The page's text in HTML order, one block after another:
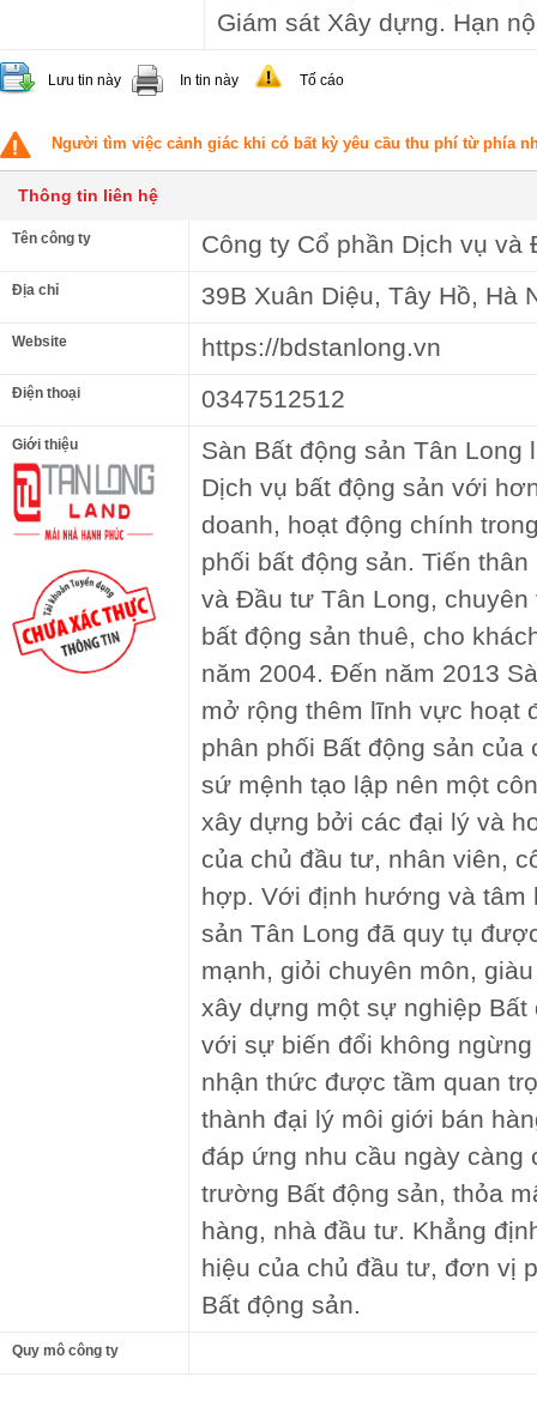
Giám sát Xây dựng. Hạn
Lưu tin này In tin này Tố cáo
Người tìm việc cảnh giác khi có bất kỳ yêu cầu thu phí từ phía
Thông tin liên hệ
Tên công ty Công ty Cổ phần Dịch vụ và
Địa chỉ 39B Xuân Diệu, Tây Hồ, Hà
Website https://bdstanlong.vn
Điện thoại 0347512512
Giới thiệu
Sàn Bất động sản Tân Long
Dịch vụ bất động sản với
doanh, hoạt động chính
phối bất động sản. Tiến
và Đầu tư Tân Long,
bất động sản thuê, cho
năm 2004. Đến năm 2013
mở rộng thêm lĩnh vực hoạt
phân phối Bất động sản
sứ mệnh tạo lập nên một
xây dựng bởi các đại lý và
của chủ đầu tư, nhân viên,
hợp. Với định hướng và tâm
sản Tân Long đã quy tụ
mạnh, giỏi chuyên môn,
xây dựng một sự nghiệp
với sự biến đổi không
nhận thức được tầm quan
thành đại lý môi giới bán
đáp ứng nhu cầu ngày càng
trường Bất động sản, thỏa
hàng, nhà đầu tư. Khẳng
hiệu của chủ đầu tư, đơn vị
Bất động sản.
Quy mô công ty